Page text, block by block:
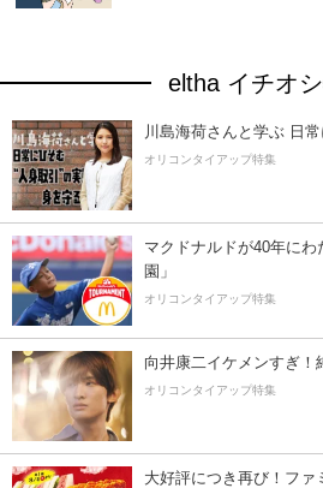
eltha イチオ
川島海荷さんと学ぶ 日
オリコンタイアップ特集
マクドナルドが40年に
園」
オリコンタイアップ特集
向井康二イケメンすぎ！
オリコンタイアップ特集
大好評につき再び！ファ